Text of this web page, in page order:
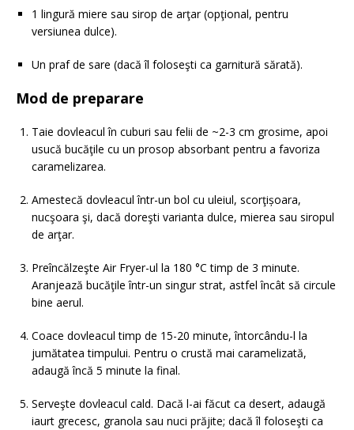
1 lingură miere sau sirop de arţar (opţional, pentru
versiunea dulce).
Un praf de sare (dacă îl foloseşti ca garnitură sărată).
Mod de preparare
Taie dovleacul în cuburi sau felii de ~2-3 cm grosime, apoi
usucă bucăţile cu un prosop absorbant pentru a favoriza
caramelizarea.
Amestecă dovleacul într-un bol cu uleiul, scorţișoara,
nucşoara şi, dacă doreşti varianta dulce, mierea sau siropul
de arţar.
Preîncălzeşte Air Fryer-ul la 180 °C timp de 3 minute.
Aranjează bucăţile într-un singur strat, astfel încât să circule
bine aerul.
Coace dovleacul timp de 15-20 minute, întorcându-l la
jumătatea timpului. Pentru o crustă mai caramelizată,
adaugă încă 5 minute la final.
Serveşte dovleacul cald. Dacă l-ai făcut ca desert, adaugă
iaurt grecesc, granola sau nuci prăjite; dacă îl foloseşti ca